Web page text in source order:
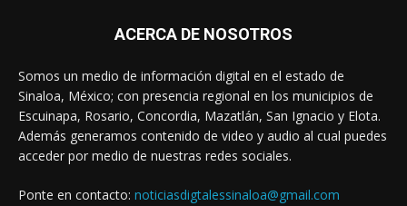
ACERCA DE NOSOTROS
Somos un medio de información digital en el estado de
Sinaloa, México; con presencia regional en los municipios de
Escuinapa, Rosario, Concordia, Mazatlán, San Ignacio y Elota.
Además generamos contenido de video y audio al cual puedes
acceder por medio de nuestras redes sociales.
Ponte en contacto: noticiasdigtalessinaloa@gmail.com